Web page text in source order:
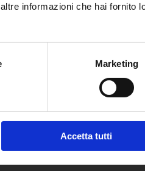
informazioni che hai fornito
Marketing
Accetta tutti